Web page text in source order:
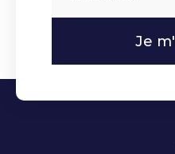
Je